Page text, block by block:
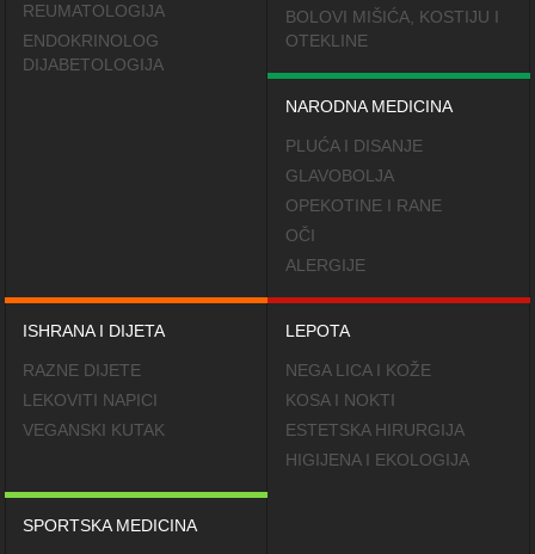
REUMATOLOGIJA
ENDOKRINOLOG
DIJABETOLOGIJA
BOLOVI MIŠIĆA, KOSTIJU I
OTEKLINE
NARODNA MEDICINA
PLUĆA I DISANJE
GLAVOBOLJA
OPEKOTINE I RANE
OČI
ALERGIJE
ISHRANA I DIJETA
RAZNE DIJETE
LEKOVITI NAPICI
VEGANSKI KUTAK
LEPOTA
NEGA LICA I KOŽE
KOSA I NOKTI
ESTETSKA HIRURGIJA
HIGIJENA I EKOLOGIJA
SPORTSKA MEDICINA